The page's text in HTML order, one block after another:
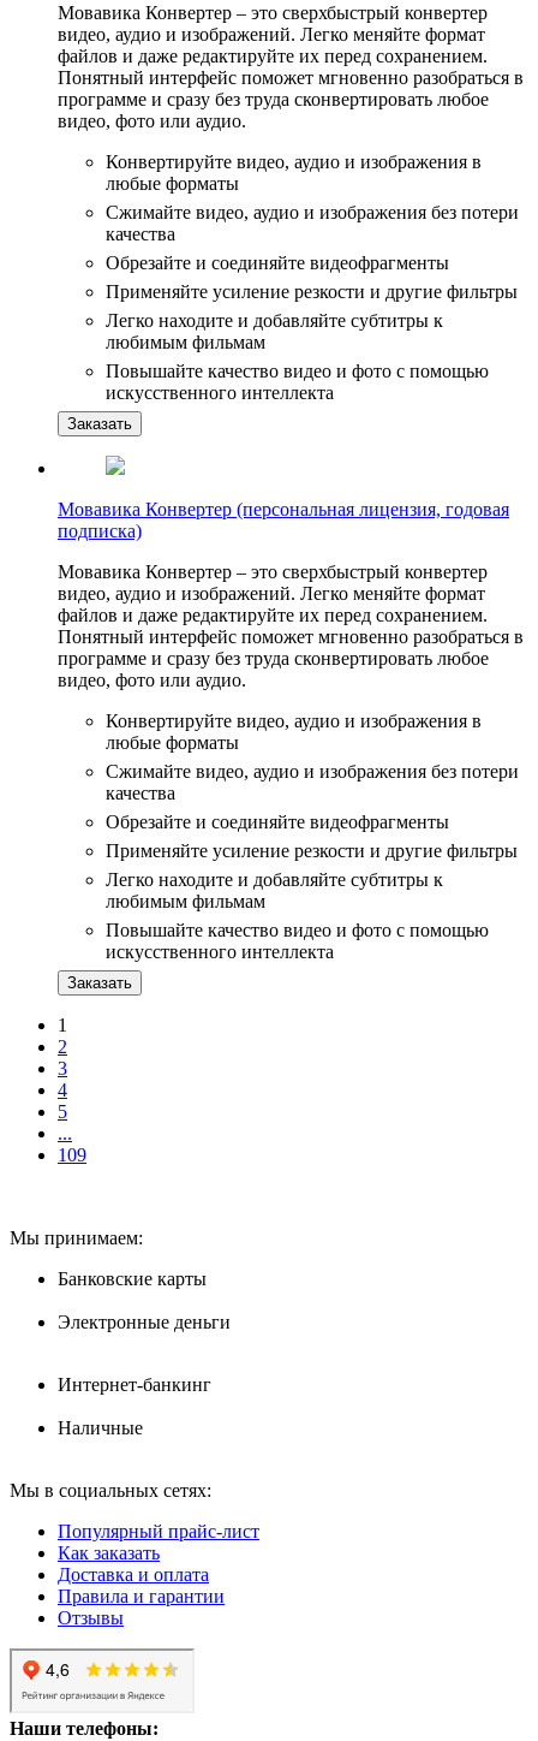
Мовавика Конвертер – это сверхбыстрый конвертер
видео, аудио и изображений. Легко меняйте формат
файлов и даже редактируйте их перед сохранением.
Понятный интерфейс поможет мгновенно разобраться в
программе и сразу без труда сконвертировать любое
видео, фото или аудио.
Конвертируйте видео, аудио и изображения в
любые форматы
Сжимайте видео, аудио и изображения без потери
качества
Обрезайте и соединяйте видеофрагменты
Применяйте усиление резкости и другие фильтры
Легко находите и добавляйте субтитры к
любимым фильмам
Повышайте качество видео и фото с помощью
искусственного интеллекта
Заказать
Мовавика Конвертер (персональная лицензия, годовая
подписка)
Мовавика Конвертер – это сверхбыстрый конвертер
видео, аудио и изображений. Легко меняйте формат
файлов и даже редактируйте их перед сохранением.
Понятный интерфейс поможет мгновенно разобраться в
программе и сразу без труда сконвертировать любое
видео, фото или аудио.
Конвертируйте видео, аудио и изображения в
любые форматы
Сжимайте видео, аудио и изображения без потери
качества
Обрезайте и соединяйте видеофрагменты
Применяйте усиление резкости и другие фильтры
Легко находите и добавляйте субтитры к
любимым фильмам
Повышайте качество видео и фото с помощью
искусственного интеллекта
Заказать
1
2
3
4
5
...
109
Мы принимаем:
Банковские карты
Электронные деньги
Интернет-банкинг
Наличные
Мы в социальных сетях:
Популярный прайс-лист
Как заказать
Доставка и оплата
Правила и гарантии
Отзывы
Наши телефоны: